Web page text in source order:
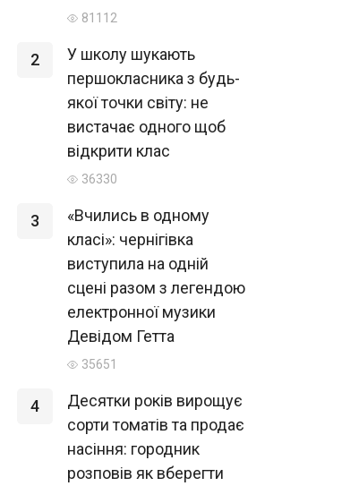
81112
2
У школу шукають
першокласника з будь-
якої точки світу: не
вистачає одного щоб
відкрити клас
36330
3
«Вчились в одному
класі»: чернігівка
виступила на одній
сцені разом з легендою
електронної музики
Девідом Гетта
35651
4
Десятки років вирощує
сорти томатів та продає
насіння: городник
розповів як вберегти